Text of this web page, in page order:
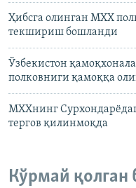
Ҳибсга олинган МХХ
текшириш бошланди
Ўзбекистон
полковниги қамоққа
МХХнинг
тергов қилинмоқда
Кўрмай қолган